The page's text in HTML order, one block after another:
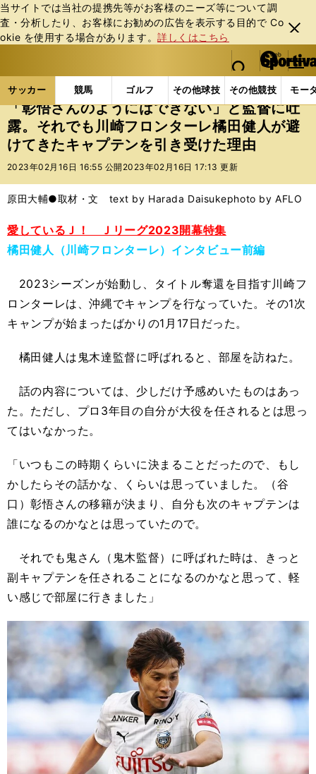
当サイトでは当社の提携先等がお客様のニーズ等について調
査・分析したり、お客様にお勧めの広告を表⽰する⽬的で Co
okie を使⽤する場合があります。詳しくはこちら
閉じ
る
web Sportiva (webスポルティーバ)
検索
マイペ
ー
ジ
メニュ
サッカー 競馬 ゴルフ その他球技 その他競技 モー
ス
ポ
ル
テ
ー
バ
サッカーの記事一覧 Jリーグ他 Jリーグ 「彰悟
「彰悟さんのようにはできない」と監督に吐
露。それでも川崎フロンターレ橘田健人が避
けてきたキャプテンを引き受けた理由
2023年02月16日 16:55 公開 2023年02月16日 17:13 更新
原田大輔●取材・文 text by Harada Daisukephoto by AFLO
愛しているＪ！ Ｊリーグ2023開幕特集
橘田健人（川崎フロンターレ）インタビュー前編
2023シーズンが始動し、タイトル奪還を目指す川崎フ
ロンターレは、沖縄でキャンプを行なっていた。その1次
キャンプが始まったばかりの1月17日だった。
橘田健人は鬼木達監督に呼ばれると、部屋を訪ねた。
話の内容については、少しだけ予感めいたものはあっ
た。ただし、プロ3年目の自分が大役を任されるとは思っ
てはいなかった。
「いつもこの時期くらいに決まることだったので、もし
かしたらその話かな、くらいは思っていました。（谷
口）彰悟さんの移籍が決まり、自分も次のキャプテンは
誰になるのかなとは思っていたので。
それでも鬼さん（鬼木監督）に呼ばれた時は、きっと
副キャプテンを任されることになるのかなと思って、軽
い感じで部屋に行きました」